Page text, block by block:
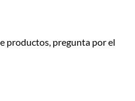
productos, pregunta por el